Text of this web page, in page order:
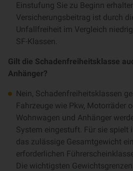
Einstufung Sie zu Beginn
Versicherungsbeitrag ist durch
Unfallfreiheit im Vergleich
SF-Klassen.
Gilt die Schadenfreiheitsklasse
Anhänger?
Nein, Schadenfreiheitsklassen
Fahrzeuge wie Pkw, Motorräder
Wohnwagen und Anhänger
System eingestuft. Für sie spielt
das zulässige Gesamtgewicht
erforderlichen
Die wichtigsten